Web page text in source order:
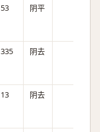
53 阴平
335 阴去
13 阴去